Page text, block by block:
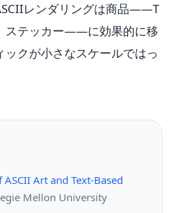
レンダリングは商品——T
ステッカー——に効果的に移
ックが小さなスケールではっ
Art and Text-Based
Mellon University